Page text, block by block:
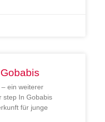
ein weiterer
step In Gobabis
für junge